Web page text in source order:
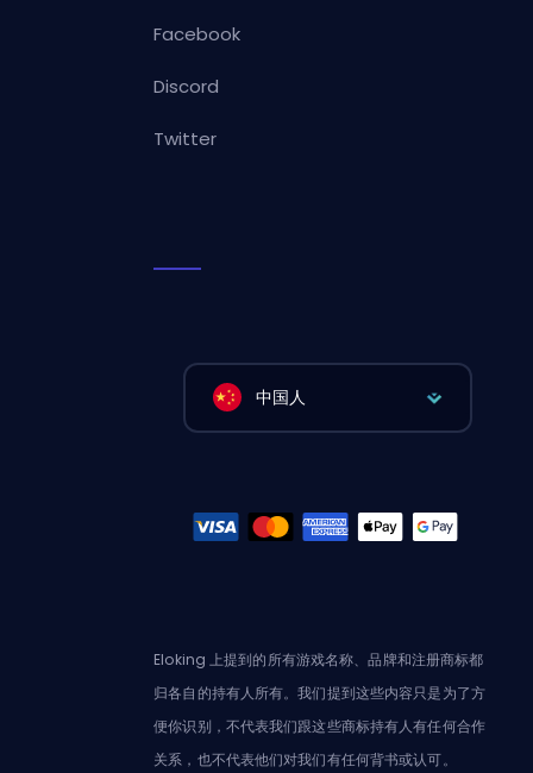
Facebook
Discord
Twitter
中国人
Eloking 上提到的所有游戏名称、品牌和注册商标都
归各自的持有人所有。我们提到这些内容只是为了方
便你识别，不代表我们跟这些商标持有人有任何合作
关系，也不代表他们对我们有任何背书或认可。